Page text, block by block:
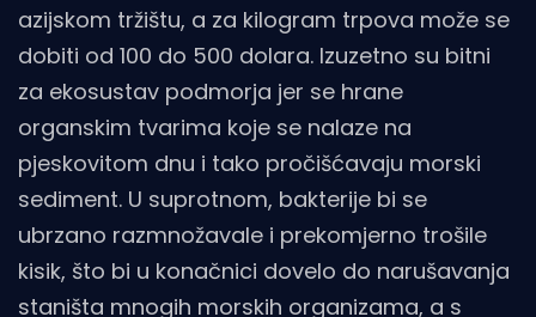
azijskom tržištu, a za kilogram trpova može se
dobiti od 100 do 500 dolara. Izuzetno su bitni
za ekosustav podmorja jer se hrane
organskim tvarima koje se nalaze na
pjeskovitom dnu i tako pročišćavaju morski
sediment. U suprotnom, bakterije bi se
ubrzano razmnožavale i prekomjerno trošile
kisik, što bi u konačnici dovelo do narušavanja
staništa mnogih morskih organizama, a s